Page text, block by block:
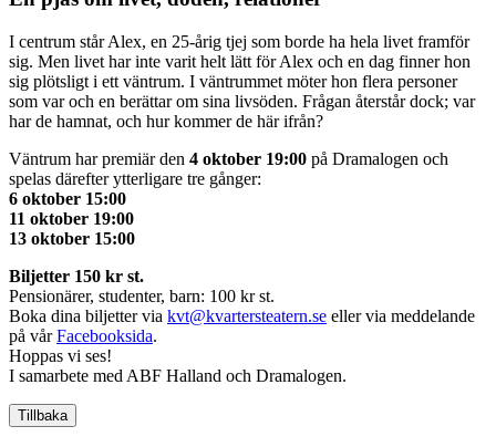
I centrum står Alex, en 25-årig tjej som borde ha hela livet framför
sig. Men livet har inte varit helt lätt för Alex och en dag finner hon
sig plötsligt i ett väntrum. I väntrummet möter hon flera personer
som var och en berättar om sina livsöden. Frågan återstår dock; var
har de hamnat, och hur kommer de här ifrån?
Väntrum har premiär den 4 oktober 19:00 på Dramalogen och
spelas därefter ytterligare tre gånger:
6 oktober 15:00
11 oktober 19:00
13 oktober 15:00
Biljetter 150 kr st.
Pensionärer, studenter, barn: 100 kr st.
Boka dina biljetter via kvt@kvartersteatern.se eller via meddelande
på vårFacebooksida.
Hoppas vi ses!
I samarbete med ABF Halland och Dramalogen.
Tillbaka